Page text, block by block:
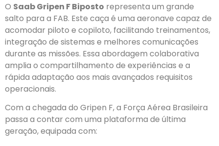
O Saab Gripen F Biposto representa um grande
salto para a FAB. Este caça é uma aeronave capaz de
acomodar piloto e copiloto, facilitando treinamentos,
integração de sistemas e melhores comunicações
durante as missões. Essa abordagem colaborativa
amplia o compartilhamento de experiências e a
rápida adaptação aos mais avançados requisitos
operacionais.
Com a chegada do Gripen F, a Força Aérea Brasileira
passa a contar com uma plataforma de última
geração, equipada com: